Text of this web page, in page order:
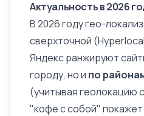
Актуальность в 2026
В 2026 году гео-
сверхточной
Яндекс ранжируют
городу, но и по
(учитывая геолокацию
"кофе с собой"